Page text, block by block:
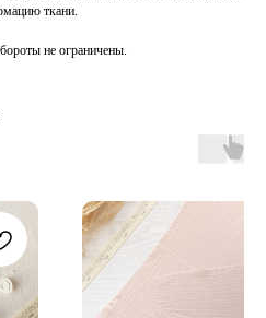
ткани.
не ограничены.